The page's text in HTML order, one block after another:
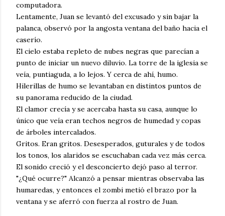
computadora.
Lentamente, Juan se levantó del excusado y sin bajar la
palanca, observó por la angosta ventana del baño hacia el
caserío.
El cielo estaba repleto de nubes negras que parecían a
punto de iniciar un nuevo diluvio. La torre de la iglesia se
veía, puntiaguda, a lo lejos. Y cerca de ahí, humo.
Hilerillas de humo se levantaban en distintos puntos de
su panorama reducido de la ciudad.
El clamor crecía y se acercaba hasta su casa, aunque lo
único que veía eran techos negros de humedad y copas
de árboles intercalados.
Gritos. Eran gritos. Desesperados, guturales y de todos
los tonos, los alaridos se escuchaban cada vez más cerca.
El sonido creció y el desconcierto dejó paso al terror.
"¿Qué ocurre?" Alcanzó a pensar mientras observaba las
humaredas, y entonces el zombi metió el brazo por la
ventana y se aferró con fuerza al rostro de Juan.